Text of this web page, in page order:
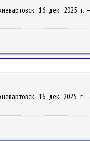
16 дек. 2025 г.
16 дек. 2025 г.